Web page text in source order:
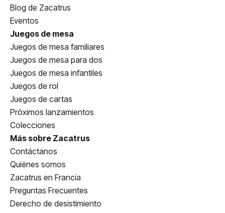
Blog de Zacatrus
Eventos
Juegos de mesa
Juegos de mesa familiares
Juegos de mesa para dos
Juegos de mesa infantiles
Juegos de rol
Juegos de cartas
Próximos lanzamientos
Colecciones
Más sobre Zacatrus
Contáctanos
Quiénes somos
Zacatrus en Francia
Preguntas Frecuentes
Derecho de desistimiento